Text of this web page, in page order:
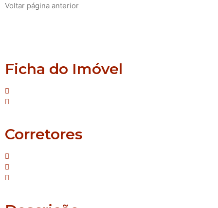
Voltar página anterior
Ficha do Imóvel
Corretores